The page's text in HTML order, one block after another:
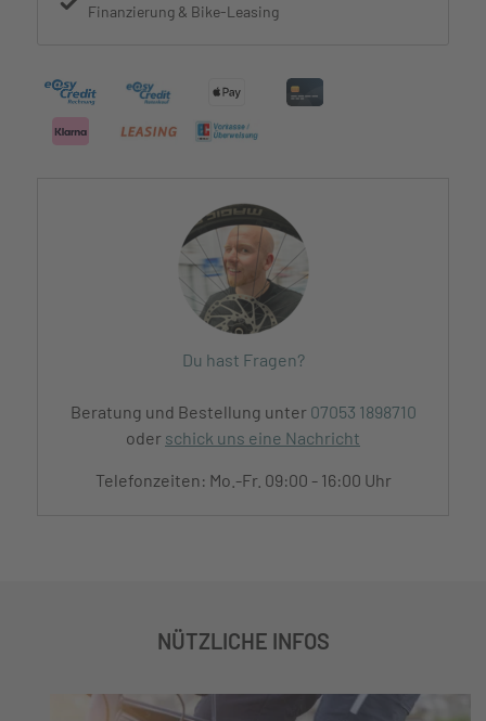
Finanzierung & Bike-Leasing
Du hast Fragen?
Beratung und Bestellung unter 07053 1898710
oder schick uns eine Nachricht
Telefonzeiten: Mo.-Fr. 09:00 - 16:00 Uhr
NÜTZLICHE INFOS